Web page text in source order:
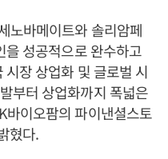
노바메이트와 솔리암페
을 성공적으로 완수하고
장 상업화 및 글로벌 시
부터 상업화까지 폭넓은
바이오팜의 파이낸셜스토
혔다.